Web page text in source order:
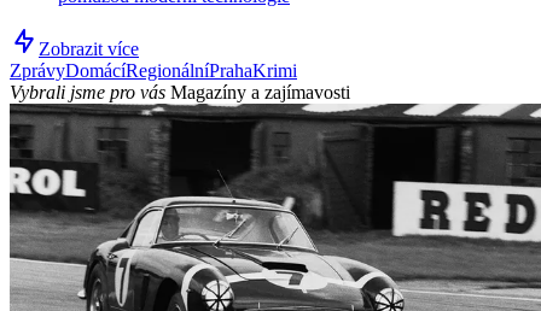
Zobrazit více
ZprávyDomácíRegionálníPrahaKrimi
Vybrali jsme pro vás Magazíny a zajímavosti